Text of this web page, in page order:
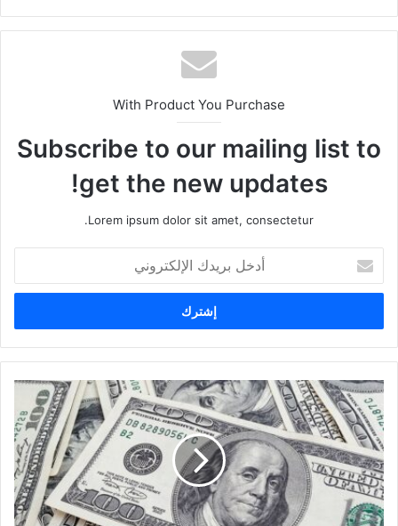
With Product You Purchase
Subscribe to our mailing list to
get the new updates!
Lorem ipsum dolor sit amet, consectetur.
خ
ب
ر
د
ك
ا
ل
إ
ل
ك
ت